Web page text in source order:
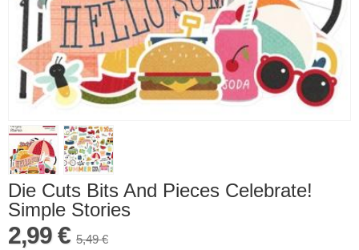
Die Cuts Bits And Pieces Celebrate!
Simple Stories
2,99 € 5,49 €